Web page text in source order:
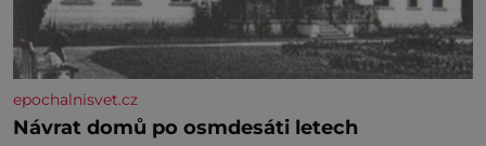
epochalnisvet.cz
Návrat domů po osmdesáti letech